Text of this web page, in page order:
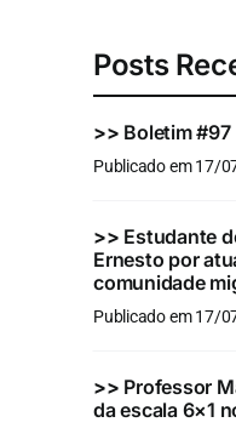
Posts
>> Boletim #97
Publicado em 17/
>> Estudante
Ernesto por
comunidade
Publicado em 17/
>> Professor
da escala 6×1